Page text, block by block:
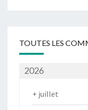
TOUTES LES
2026
+ juillet